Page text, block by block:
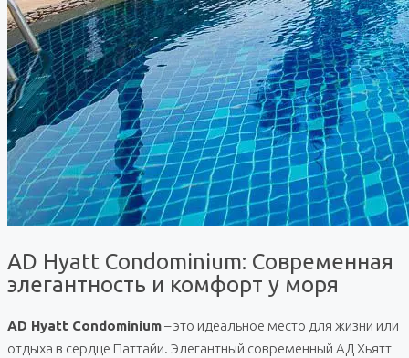
AD Hyatt Condominium: Современная
элегантность и комфорт у моря
AD Hyatt Condominium– это идеальное место для жизни или
отдыха в сердце Паттайи. Элегантный современный АД Хьятт